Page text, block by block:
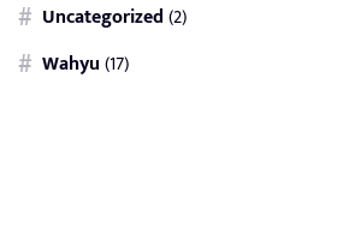
Uncategorized(2)
Wahyu(17)